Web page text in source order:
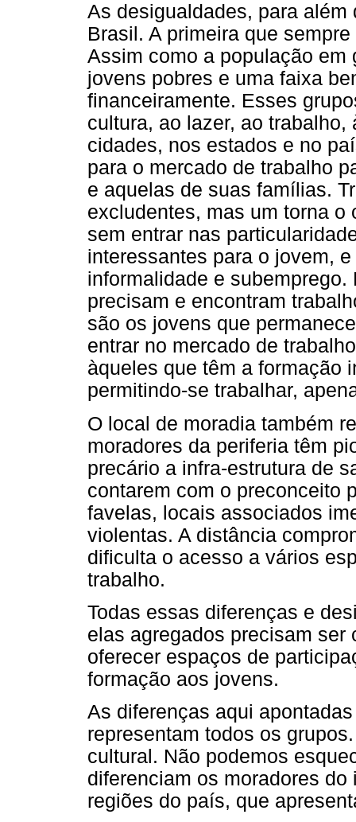
As desigualdades, para
Brasil. A primeira que
Assim como a população em
jovens pobres e uma faixa
financeiramente. Esses
cultura, ao lazer, ao
cidades, nos estados e no
para o mercado de trabalho
e aquelas de suas famílias.
excludentes, mas um torna
sem entrar nas
interessantes para o jovem,
informalidade e
precisam e encontram
são os jovens que
entrar no mercado de
àqueles que têm a formação
permitindo-se trabalhar,
O local de moradia também
moradores da periferia têm
precário a infra-estrutura de
contarem com o preconceito
favelas, locais associados
violentas. A distância
dificulta o acesso a vários
trabalho.
Todas essas diferenças e
elas agregados precisam
oferecer espaços de
formação aos jovens.
As diferenças aqui
representam todos os
cultural. Não podemos
diferenciam os moradores
regiões do país, que